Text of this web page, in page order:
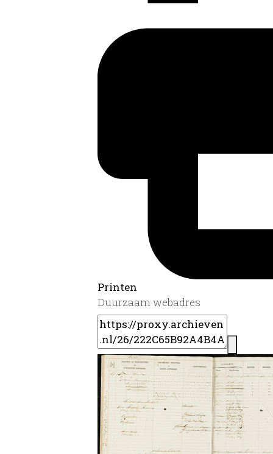
Printen
Duurzaam webadres